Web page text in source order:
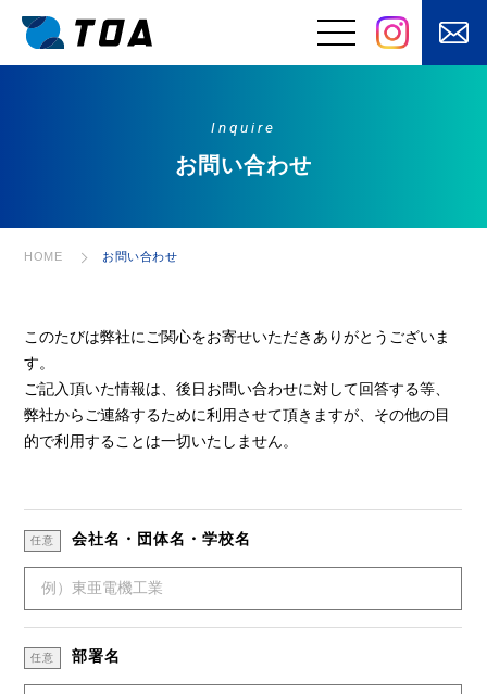
安⼼な電源設備を
あなたのもとへ
「自動化」
テナンス
に加えてモノを
私たちのブログ
企業情報
採用情報
Inquire
お問い合わせ
HOME お問い合わせ
このたびは弊社にご関心をお寄せいただきありがとうございま
す。
ご記入頂いた情報は、後日お問い合わせに対して回答する等、
弊社からご連絡するために利用させて頂きますが、その他の目
的で利用することは一切いたしません。
任意 会社名・団体名・学校名
任意 部署名